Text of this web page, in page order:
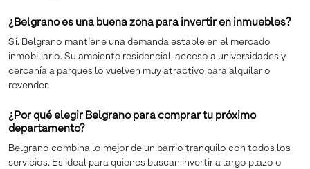
¿Belgrano es una buena zona para invertir en inmuebles?
Sí. Belgrano mantiene una demanda estable en el mercado
inmobiliario. Su ambiente residencial, acceso a universidades y
cercanía a parques lo vuelven muy atractivo para alquilar o
revender.
¿Por qué elegir Belgrano para comprar tu próximo
departamento?
Belgrano combina lo mejor de un barrio tranquilo con todos los
servicios. Es ideal para quienes buscan invertir a largo plazo o